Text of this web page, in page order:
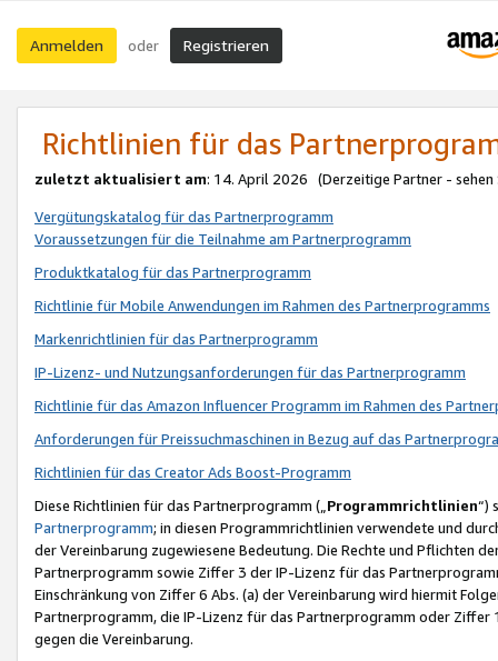
Anmelden oder Registrieren
Richtlinien für das
zuletzt aktualisiert am: 14. April 2026 (Derzeitige Partner - sehen
Vergütungskatalog für das Partnerprogramm
Voraussetzungen für die Teilnahme am Partnerprogramm
Produktkatalog für das Partnerprogramm
Richtlinie für Mobile Anwendungen im Rahmen des Partnerprogramms
Markenrichtlinien für das Partnerprogramm
IP-Lizenz- und Nutzungsanforderungen für das Partnerprogramm
Richtlinie für das Amazon Influencer Programm im Rahmen des
Anforderungen für Preissuchmaschinen in Bezug auf das
Richtlinien für das Creator Ads Boost-Programm
Diese Richtlinien für das Partnerprogramm („Programmrichtlinien“)
Partnerprogramm; in diesen Programmrichtlinien verwendete und
der Vereinbarung zugewiesene Bedeutung. Die Rechte und Pflichten
Partnerprogramm sowie Ziffer 3 der IP-Lizenz für das
Einschränkung von Ziffer 6 Abs. (a) der Vereinbarung wird hiermit
Partnerprogramm, die IP-Lizenz für das Partnerprogramm oder
gegen die Vereinbarung.